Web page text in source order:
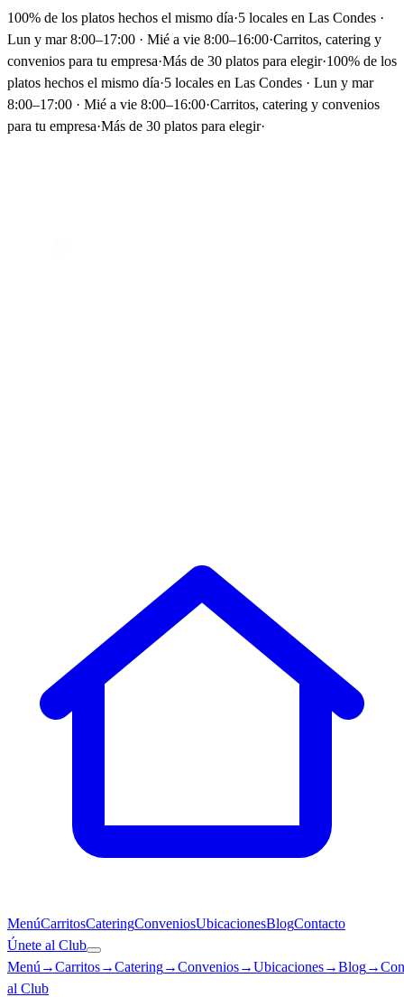
100% de los platos hechos el mismo día·5 locales en Las Condes ·
Lun y mar 8:00–17:00 · Mié a vie 8:00–16:00·Carritos, catering y
convenios para tu empresa·Más de 30 platos para elegir·100% de los
platos hechos el mismo día·5 locales en Las Condes · Lun y mar
8:00–17:00 · Mié a vie 8:00–16:00·Carritos, catering y convenios
para tu empresa·Más de 30 platos para elegir·
MenúCarritosCateringConveniosUbicacionesBlogContacto
Únete al Club
Menú →Carritos→Catering→Convenios→Ubicaciones→Blog→
al Club